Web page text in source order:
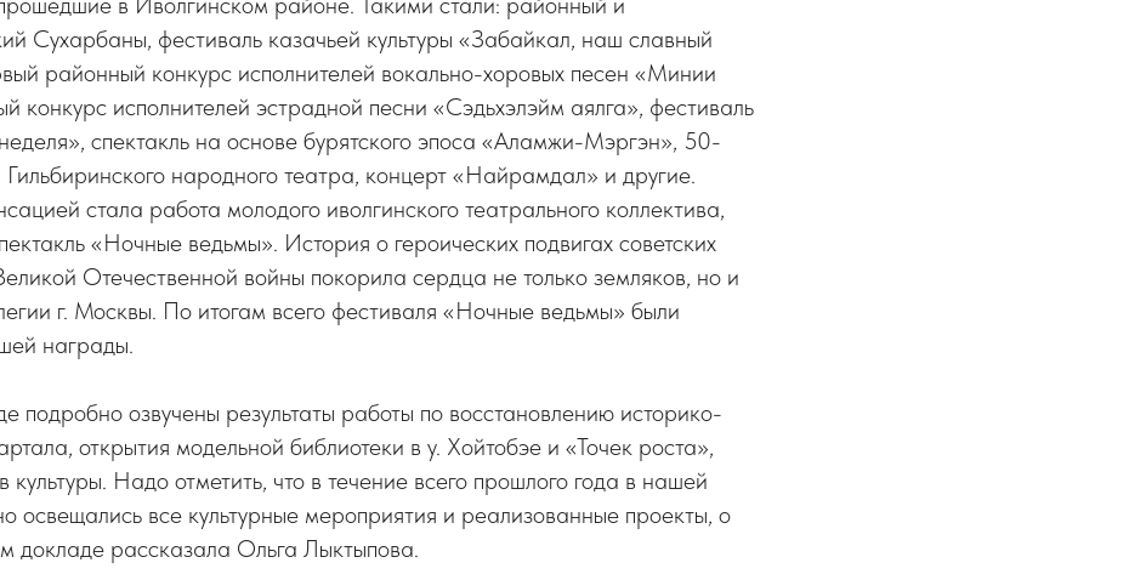
Сухарбаны, фестиваль казачьей культуры «Забайкал, наш славный
районный конкурс исполнителей вокально-хоровых песен «Минии
конкурс исполнителей эстрадной песни «Сэдьхэлэйм аялга», фестиваль
спектакль на основе бурятского эпоса «Аламжи-Мэргэн», 50-
народного театра, концерт «Найрамдал» и другие.
стала работа молодого иволгинского театрального коллектива,
«Ночные ведьмы». История о героических подвигах советских
Отечественной войны покорила сердца не только земляков, но и
г. Москвы. По итогам всего фестиваля «Ночные ведьмы» были
награды.
подробно озвучены результаты работы по восстановлению историко-
открытия модельной библиотеки в у. Хойтобэе и «Точек роста»,
Надо отметить, что в течение всего прошлого года в нашей
освещались все культурные мероприятия и реализованные проекты, о
докладе рассказала Ольга Лыктыпова.